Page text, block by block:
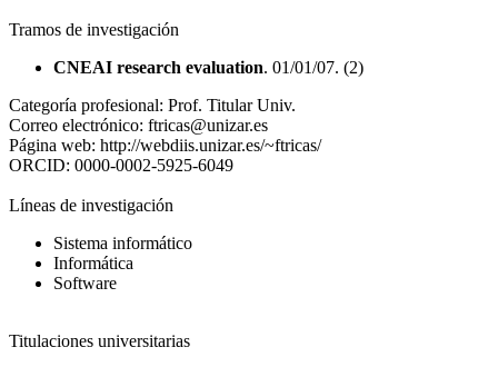
Tramos de investigación
CNEAI research evaluation. 01/01/07. (2)
Categoría profesional: Prof. Titular Univ.
Correo electrónico: ftricas@unizar.es
Página web: http://webdiis.unizar.es/~ftricas/
ORCID: 0000-0002-5925-6049
Líneas de investigación
Sistema informático
Informática
Software
Titulaciones universitarias